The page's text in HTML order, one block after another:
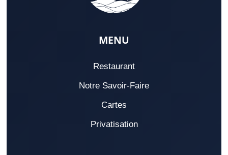
MENU
Restaurant
Notre Savoir-Faire
Cartes
Privatisation